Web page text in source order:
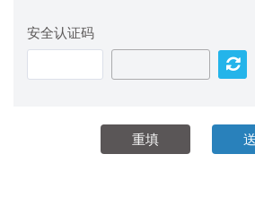
安全认证码